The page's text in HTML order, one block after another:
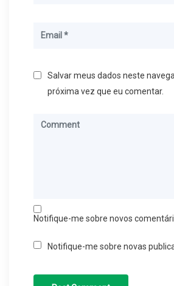
Salvar meus dados neste
próxima vez que eu comentar.
Notifique-me sobre novos
Notifique-me sobre novas